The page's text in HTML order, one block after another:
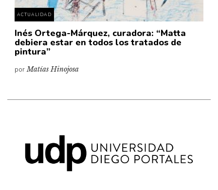
ACTUALIDAD
Inés Ortega-Márquez, curadora: “Matta
debiera estar en todos los tratados de
pintura”
porMatías Hinojosa